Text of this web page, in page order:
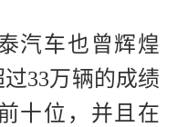
汽车也曾辉煌
33万辆的成绩
十位，并且在